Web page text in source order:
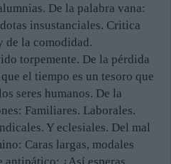
De la palabra vana:
insustanciales. Critica
de la comodidad.
torpemente. De la pérdida
el tiempo es un tesoro que
seres humanos. De la
Familiares. Laborales.
Y eclesiales. Del mal
Caras largas, modales